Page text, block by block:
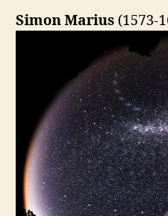
Simon Marius (1573-